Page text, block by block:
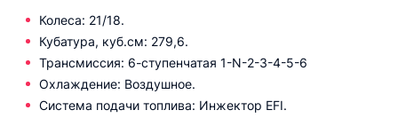
Колеса: 21/18.
Кубатура, куб.см: 279,6.
Трансмиссия: 6-ступенчатая 1-N-2-3-4-5-6
Охлаждение: Воздушное.
Система подачи топлива: Инжектор EFI.